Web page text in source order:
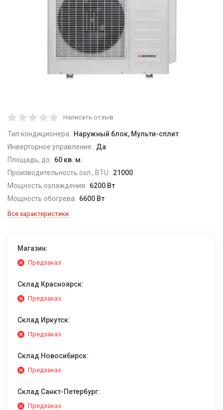
Написать отзыв
Тип кондиционера: Наружный блок, Мульти-сплит
Инверторное управление: Да
Площадь, до: 60 кв. м.
Производительность охл., BTU: 21000
Мощность охлаждения: 6200 Вт
Мощность обогрева: 6600 Вт
Все характеристики
Магазин:
Предзаказ
Склад Красноярск:
Предзаказ
Склад Иркутск:
Предзаказ
Склад Новосибирск:
Предзаказ
Склад Санкт-Петербург:
Предзаказ